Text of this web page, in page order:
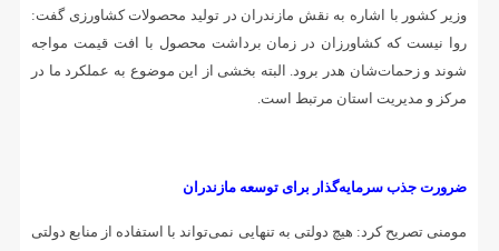
وزیر کشور با اشاره به نقش مازندران در تولید محصولات کشاورزی گفت:
روا نیست که کشاورزان در زمان برداشت محصول با افت قیمت مواجه
شوند و زحمات‌شان هدر برود. البته بخشی از این موضوع به عملکرد ما در
مرکز و مدیریت استان مرتبط است.
ضرورت جذب سرمایه‌گذار برای توسعه مازندران
مومنی تصریح کرد: هیچ دولتی به تنهایی نمی‌تواند با استفاده از منابع دولتی